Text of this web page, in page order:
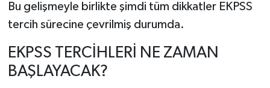
Bu gelişmeyle birlikte şimdi tüm dikkatler EKPSS
tercih sürecine çevrilmiş durumda.
EKPSS TERCİHLERİ NE ZAMAN
BAŞLAYACAK?